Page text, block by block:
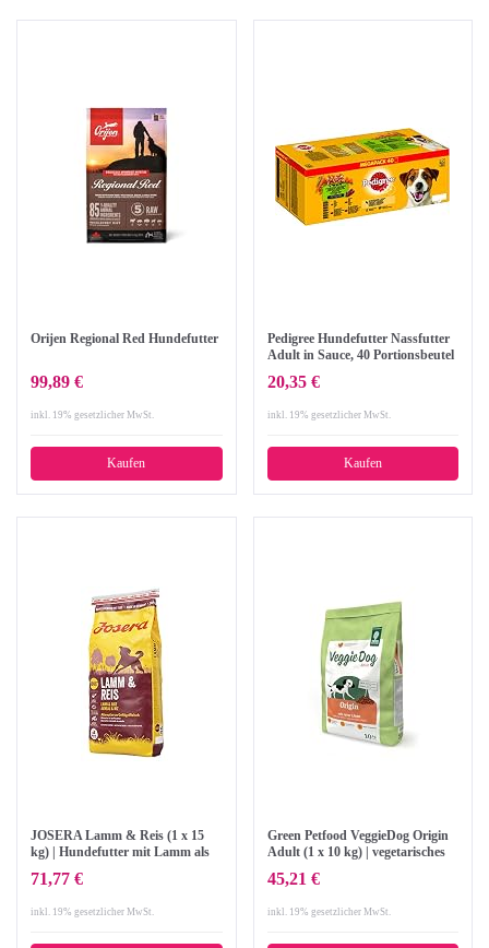
Orijen Regional Red Hundefutter
99,89 €
inkl. 19% gesetzlicher MwSt.
Kaufen
Pedigree Hundefutter Nassfutter
Adult in Sauce, 40 Portionsbeutel
20,35 €
inkl. 19% gesetzlicher MwSt.
Kaufen
JOSERA Lamm & Reis (1 x 15
kg) | Hundefutter mit Lamm als
Super Premium Trockenfutter für
71,77 €
inkl. 19% gesetzlicher MwSt.
Green Petfood VeggieDog Origin
Adult (1 x 10 kg) | vegetarisches
roter Linse | nachhaltiges
Hunde | 1er Pack
45,21 €
inkl. 19% gesetzlicher MwSt.